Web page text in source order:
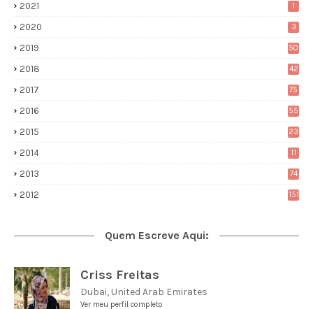
2021 1
2020 3
2019 50
2018 42
2017 75
2016 55
2015 23
2014 11
2013 74
2012 151
Quem Escreve Aqui:
Criss Freitas
Dubai, United Arab Emirates
Ver meu perfil completo